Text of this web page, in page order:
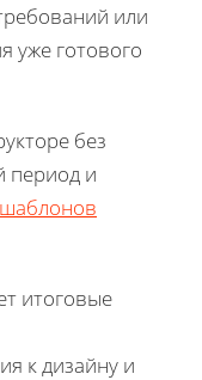
или
уже готового
без
период и
шаблонов
итоговые
к дизайну и